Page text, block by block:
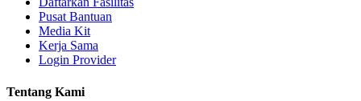
Pusat Bantuan
Media Kit
Kerja Sama
Login Provider
Tentang Kami